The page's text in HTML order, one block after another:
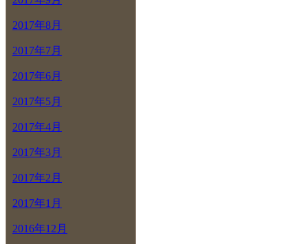
2017年8月
2017年7月
2017年6月
2017年5月
2017年4月
2017年3月
2017年2月
2017年1月
2016年12月